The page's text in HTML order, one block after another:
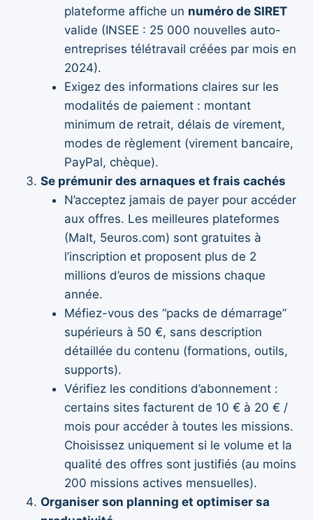
plateforme affiche un numéro de SIRET
valide (INSEE : 25 000 nouvelles auto-
entreprises télétravail créées par mois en
2024).
Exigez des informations claires sur les
modalités de paiement : montant
minimum de retrait, délais de virement,
modes de règlement (virement bancaire,
PayPal, chèque).
Se prémunir des arnaques et frais cachés
N’acceptez jamais de payer pour accéder
aux offres. Les meilleures plateformes
(Malt, 5euros.com) sont gratuites à
l’inscription et proposent plus de 2
millions d’euros de missions chaque
année.
Méfiez-vous des “packs de démarrage”
supérieurs à 50 €, sans description
détaillée du contenu (formations, outils,
supports).
Vérifiez les conditions d’abonnement :
certains sites facturent de 10 € à 20 € /
mois pour accéder à toutes les missions.
Choisissez uniquement si le volume et la
qualité des offres sont justifiés (au moins
200 missions actives mensuelles).
Organiser son planning et optimiser sa